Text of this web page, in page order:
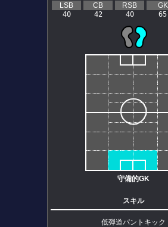
LSB
40
CB
42
RSB
40
GK
65
守備的GK
スキル
低弾道パントキック